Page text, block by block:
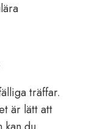
träffar.
är lätt att